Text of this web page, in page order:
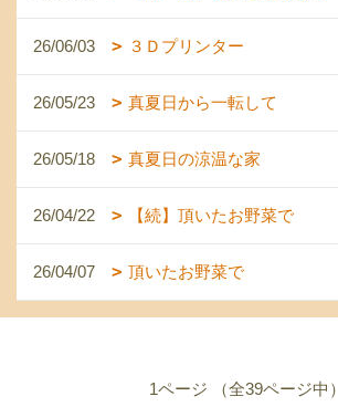
26/06/03 ３Ｄプリンター
26/05/23 真夏日から一転して
26/05/18 真夏日の涼温な家
26/04/22 【続】頂いたお野菜で
26/04/07 頂いたお野菜で
1ページ （全39ページ中）